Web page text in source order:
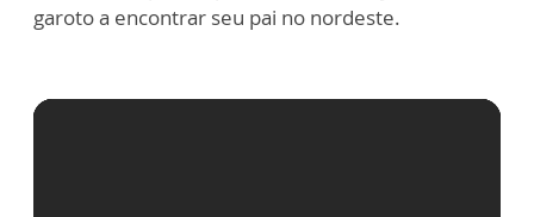
garoto a encontrar seu pai no nordeste.